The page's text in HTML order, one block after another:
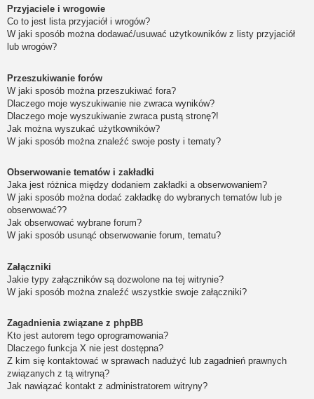
Przyjaciele i wrogowie
Co to jest lista przyjaciół i wrogów?
W jaki sposób można dodawać/usuwać użytkowników z listy przyjaciół
lub wrogów?
Przeszukiwanie forów
W jaki sposób można przeszukiwać fora?
Dlaczego moje wyszukiwanie nie zwraca wyników?
Dlaczego moje wyszukiwanie zwraca pustą stronę?!
Jak można wyszukać użytkowników?
W jaki sposób można znaleźć swoje posty i tematy?
Obserwowanie tematów i zakładki
Jaka jest różnica między dodaniem zakładki a obserwowaniem?
W jaki sposób można dodać zakładkę do wybranych tematów lub je
obserwować??
Jak obserwować wybrane forum?
W jaki sposób usunąć obserwowanie forum, tematu?
Załączniki
Jakie typy załączników są dozwolone na tej witrynie?
W jaki sposób można znaleźć wszystkie swoje załączniki?
Zagadnienia związane z phpBB
Kto jest autorem tego oprogramowania?
Dlaczego funkcja X nie jest dostępna?
Z kim się kontaktować w sprawach nadużyć lub zagadnień prawnych
związanych z tą witryną?
Jak nawiązać kontakt z administratorem witryny?